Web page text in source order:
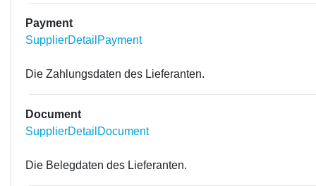
Payment
SupplierDetailPayment
Die Zahlungsdaten des Lieferanten.
Document
SupplierDetailDocument
Die Belegdaten des Lieferanten.